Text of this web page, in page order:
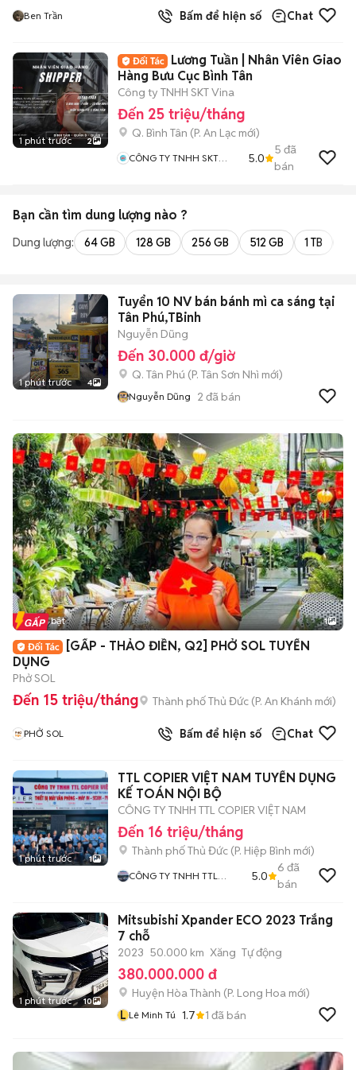
Ben Trần Bấm để hiện số Chat
1 phút trước 2
Lương Tuần | Nhân Viên Giao
Hàng Bưu Cục Bình Tân
Công ty TNHH SKT Vina
Đến 25 triệu/tháng
Q. Bình Tân (P. An Lạc mới)
CÔNG TY TNHH SKT
5.0
5 đã
bán
Bạn cần tìm dung lượng nào ?
Dung lượng: 64 GB 128 GB 256 GB 512 GB 1 TB
1 phút trước 4
Tuyển 10 NV bán bánh mì ca sáng tại
Tân Phú,TBinh
Nguyễn Dũng
Đến 30.000 đ/giờ
Q. Tân Phú (P. Tân Sơn Nhì mới)
Nguyễn Dũng 2 đã bán
Tin nổi bật 1
[GẤP - THẢO ĐIỀN, Q2] PHỞ SOL TUYỂN
DỤNG
Phở SOL
Đến 15 triệu/tháng Thành phố Thủ Đức (P. An Khánh mới)
PHỞ SOL Bấm để hiện số Chat
1 phút trước 1
TTL COPIER VIỆT NAM TUYỂN DỤNG
KẾ TOÁN NỘI BỘ
CÔNG TY TNHH TTL COPIER VIỆT NAM
Đến 16 triệu/tháng
Thành phố Thủ Đức (P. Hiệp Bình mới)
CÔNG TY TNHH TTL
5.0
6 đã
bán
1 phút trước 10
Mitsubishi Xpander ECO 2023 Trắng
7 chỗ
2023 50.000 km Xăng Tự động
380.000.000 đ
Huyện Hòa Thành (P. Long Hoa mới)
L Lê Minh Tú 1.7 1 đã bán